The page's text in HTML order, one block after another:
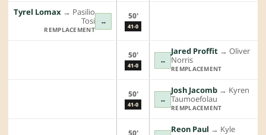
↔
Tyrel Lomax →︎ Pasilio
Tosi
REMPLACEMENT
50'
41-0
50'
41-0
↔
Jared Proffit →︎ Oliver
Norris
REMPLACEMENT
50'
41-0
↔
Josh Jacomb →︎ Kyren
Taumoefolau
REMPLACEMENT
50' Reon Paul →︎ Kyle